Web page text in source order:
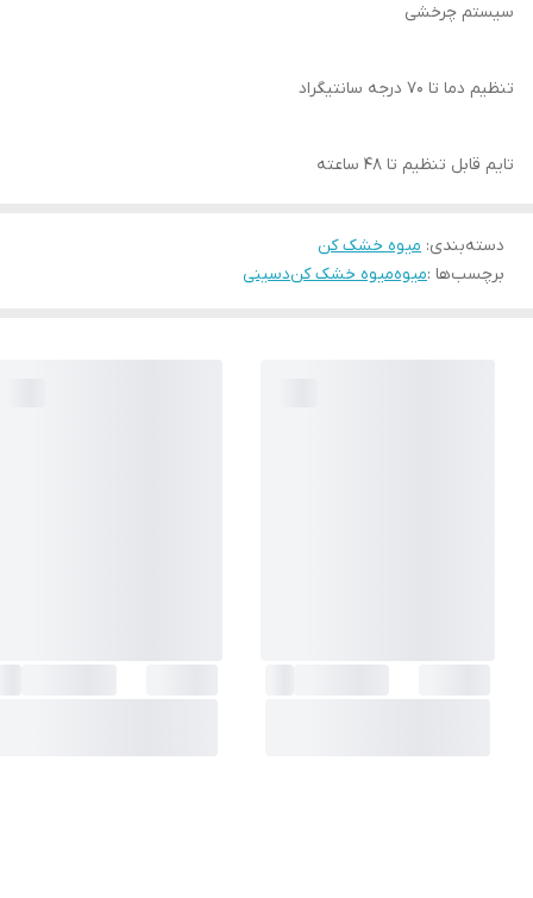
سیستم چرخشی
تنظیم دما تا 70 درجه سانتیگراد
تایم قابل تنظیم تا 48 ساعته
دسته‌بندی: میوه خشک کن
برچسب‌ها :میوهمیوه خشک کندسینی